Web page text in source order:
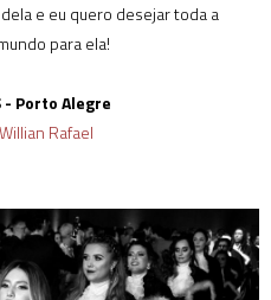
e eu quero desejar toda a
para ela!
- Porto Alegre
Willian Rafael